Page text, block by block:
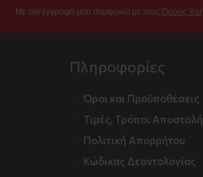
Με την εγγραφή μου συμφωνώ με τους Όρους
Πληροφορίες
Όροι και Προϋποθέσεις
Τιμές, Τρόποι
Πολιτική Απορρήτου
Κώδικας Δεοντολογίας